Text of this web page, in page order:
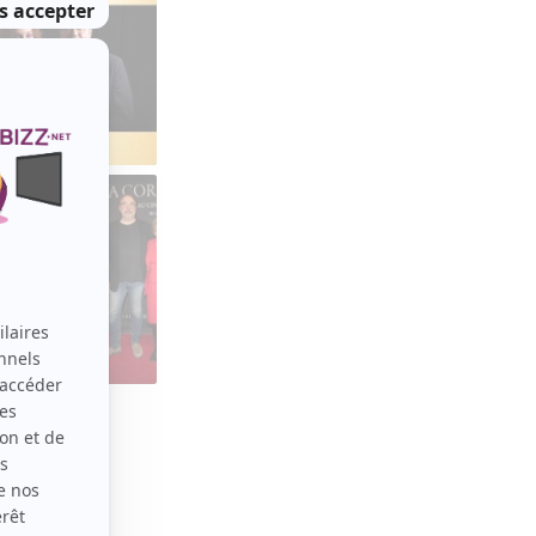
VOIR TOUT